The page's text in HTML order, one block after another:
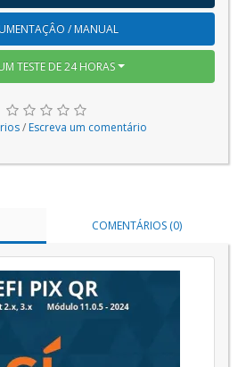
/ MANUAL
TESTE DE 24 HORAS
/ Escreva um comentário
COMENTÁRIOS (0)